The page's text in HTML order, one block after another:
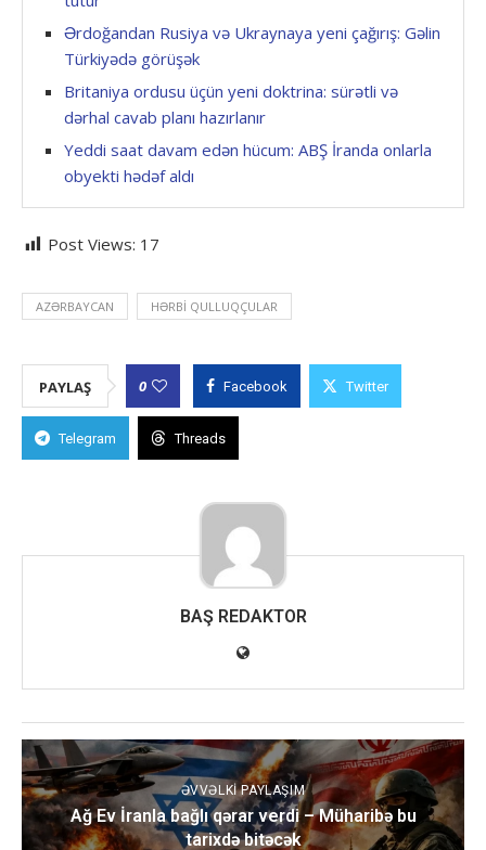
Ərdoğandan Rusiya və Ukraynaya yeni çağırış: Gəlin
Türkiyədə görüşək
Britaniya ordusu üçün yeni doktrina: sürətli və
dərhal cavab planı hazırlanır
Yeddi saat davam edən hücum: ABŞ İranda onlarla
obyekti hədəf aldı
Post Views: 17
AZƏRBAYCAN HƏRBI QULLUQÇULAR
PAYLAŞ 0 Facebook Twitter
Telegram Threads
BAŞ REDAKTOR
ƏVVƏLKI PAYLAŞIM
Ağ Ev İranla bağlı qərar verdi – Müharibə bu
tarixdə bitəcək